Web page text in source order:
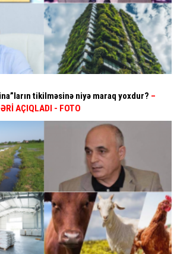
tikilməsinə niyə maraq yoxdur? –
AÇIQLADI - FOTO